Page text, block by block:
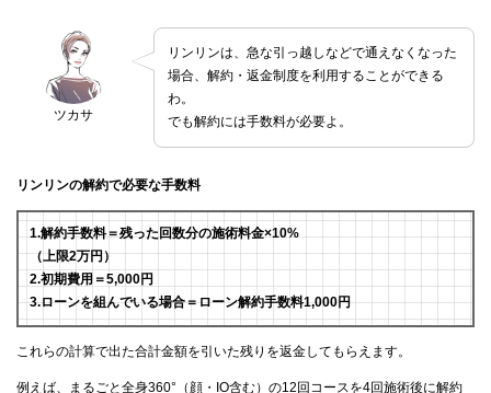
ツカサ
リンリンは、急な引っ越しなどで通えなくなった
場合、解約・返金制度を利用することができる
わ。
でも解約には手数料が必要よ。
リンリンの解約で必要な手数料
1.解約手数料＝残った回数分の施術料金×10%
（上限2万円）
2.初期費用＝5,000円
3.ローンを組んでいる場合＝ローン解約手数料1,000円
これらの計算で出た合計金額を引いた残りを返金してもらえます。
例えば、まるごと全身360°（顔・IO含む）の12回コースを4回施術後に解約